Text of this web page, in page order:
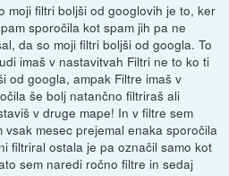
moji filtri boljši od googlovih je to, ker
sporočila kot spam jih pa ne
da so moji filtri boljši od googla. To
imaš v nastavitvah Filtri ne to ko ti
od googla, ampak Filtre imaš v
še bolj natančno filtriraš ali
v druge mape! In v filtre sem
vsak mesec prejemal enaka sporočila
filtriral ostala je pa označil samo kot
sem naredi ročno filtre in sedaj